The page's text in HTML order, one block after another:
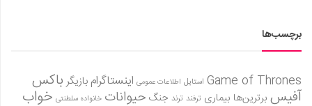
روانشناسی
مراکز پزشکی و دارویی
فرهنگ و هنر
برچسب‌ها
Game of Thrones استایل اطلاعات عمومی اینستاگرام بازیگر باکس
آفیس برترین‌ها بیماری ترفند ترند جنگ حیوانات خانواده سلطنتی خواب